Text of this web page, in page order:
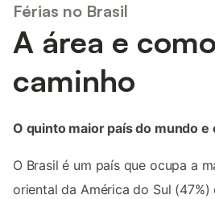
Férias no Brasil
A área e
caminho
O quinto maior país do mundo
O Brasil é um país que ocupa a
oriental da América do Sul